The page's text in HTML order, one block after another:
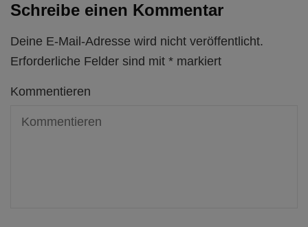
Schreibe einen Kommentar
Deine E-Mail-Adresse wird nicht veröffentlicht.
Erforderliche Felder sind mit * markiert
Kommentieren